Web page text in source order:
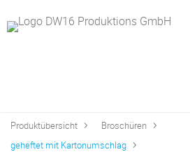
Produktübersicht
Broschüren
geheftet mit Kartonumschlag